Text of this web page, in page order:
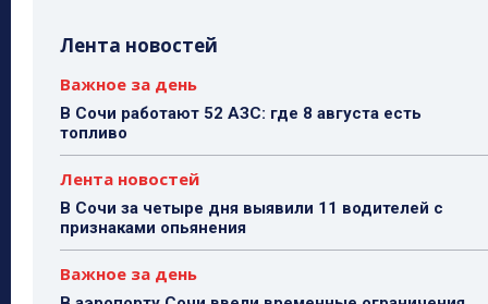
Лента новостей
Важное за день
В Сочи работают 52 АЗС: где 8 августа есть
топливо
Лента новостей
В Сочи за четыре дня выявили 11 водителей с
признаками опьянения
Важное за день